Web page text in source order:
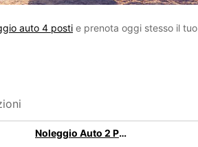
auto 4 posti e prenota oggi stesso il tuo
Noleggio Auto 2 Posti | Noleggia un'auto a 2 posti con Europcar